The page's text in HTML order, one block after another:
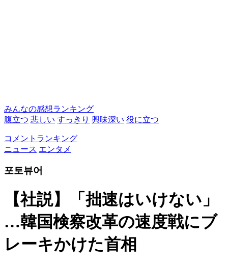
みんなの感想ランキング
腹立つ 悲しい すっきり 興味深い 役に立つ
コメントランキング
ニュース エンタメ
포토뷰어
【社説】「拙速はいけない」
…韓国検察改革の速度戦にブ
レーキかけた首相